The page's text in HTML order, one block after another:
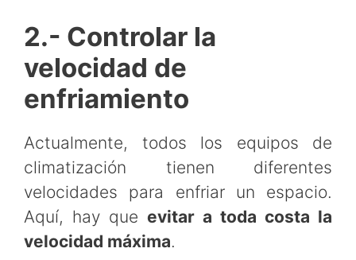
2.- Controlar la
velocidad de
enfriamiento
Actualmente, todos los equipos de
climatización tienen diferentes
velocidades para enfriar un espacio.
Aquí, hay que evitar a toda costa la
velocidad máxima.